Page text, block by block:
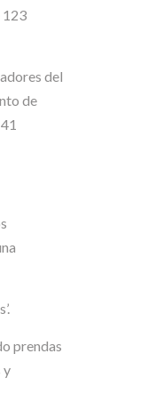
123
del
de
prendas
y